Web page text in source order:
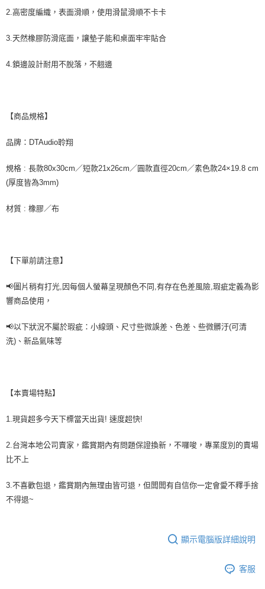
2.高密度編織，表面滑順，使用滑鼠滑順不卡卡
3.天然橡膠防滑底面，讓墊子能和桌面牢牢貼合
4.鎖邊設計耐用不脫落，不翹邊
【商品規格】
品牌：DTAudio聆翔
規格 : 長款80x30cm／短款21x26cm／圓款直徑20cm／素色款24×19.8 cm
(厚度皆為3mm)
材質 : 橡膠／布
【下單前請注意】
📢圖片稍有打光,因每個人螢幕呈現顏色不同,有存在色差風險,瑕疵定義為影
響商品使用，
📢以下狀況不屬於瑕疵：小線頭、尺寸些微誤差、色差、些微髒汙(可清
洗)、新品氣味等
【本賣場特點】
1.現貨超多今天下標當天出貨! 速度超快!
2.台灣本地公司賣家，鑑賞期內有問題保證換新，不囉唆，專業度別的賣場
比不上
3.不喜歡包退，鑑賞期內無理由皆可退，但闆闆有自信你一定會愛不釋手捨
不得退~
顯示電腦版詳細說明
客服